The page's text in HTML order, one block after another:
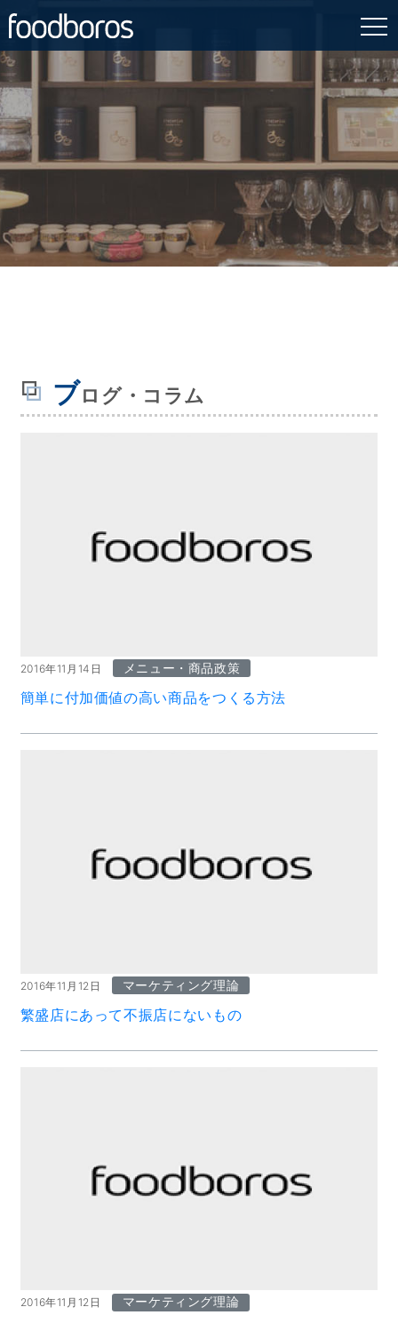
Skip
to
content
wp-
line
Warning
: Undefined property:
WP_Post_Type::$count
in
/
ブログ・コラム
2016年11月14日 メニュー・商品政策
簡単に付加価値の高い商品をつくる方法
2016年11月12日 マーケティング理論
繁盛店にあって不振店にないもの
2016年11月12日 マーケティング理論